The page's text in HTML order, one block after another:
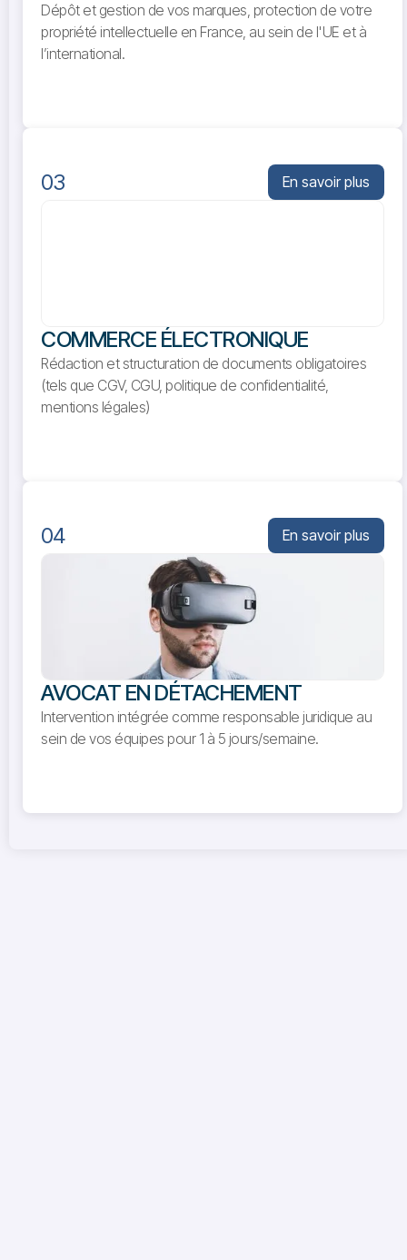
Dépôt et gestion de vos marques, protection de votre
propriété intellectuelle en France, au sein de l'UE et à
l’international.
03 En savoir plus
COMMERCE ÉLECTRONIQUE
Rédaction et structuration de documents obligatoires
(tels que CGV, CGU, politique de confidentialité,
mentions légales)
04 En savoir plus
AVOCAT EN DÉTACHEMENT
Intervention intégrée comme responsable juridique au
sein de vos équipes pour 1 à 5 jours/semaine.